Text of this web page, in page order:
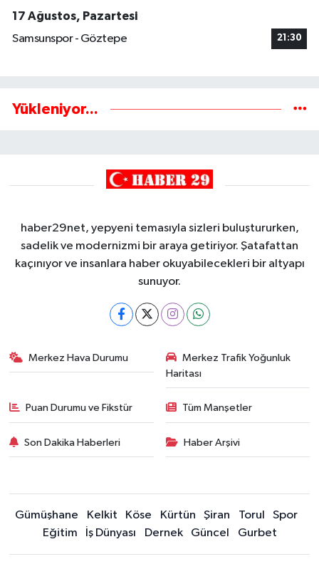
17 Ağustos, Pazartesi
Samsunspor - Göztepe
21:30
Yükleniyor...
haber29net, yepyeni temasıyla sizleri buluştururken,
sadelik ve modernizmi bir araya getiriyor. Şatafattan
kaçınıyor ve insanlara haber okuyabilecekleri bir altyapı
sunuyor.
Merkez Hava Durumu
Merkez Trafik Yoğunluk
Haritası
Puan Durumu ve Fikstür Tüm Manşetler
Son Dakika Haberleri Haber Arşivi
Gümüşhane Kelkit Köse Kürtün Şiran Torul
Spor
Eğitim
İş Dünyası Dernek Güncel Gurbet